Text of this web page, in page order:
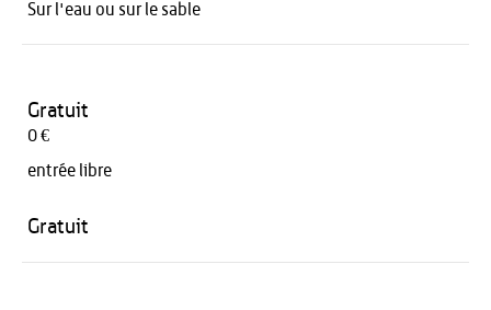
Sur l'eau ou sur le sable
Gratuit
0 €
entrée libre
Gratuit